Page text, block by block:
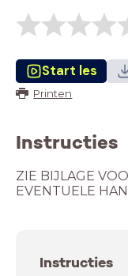
Start les
Printen
Instructies
ZIE BIJLAGE
EVENTUELE
Instructies